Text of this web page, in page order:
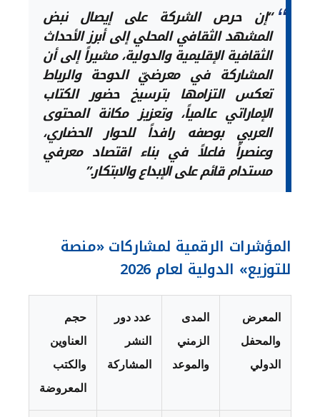
“إن حرص الشركة على إيصال نبض
المشهد الثقافي المحلي إلى أبرز الأحداث
الثقافية الإقليمية والدولية، مشيراً إلى أن
المشاركة في معرضيّ الدوحة والرباط
تعكس التزامها بترسيخ حضور الكتاب
الإماراتي عالمياً، وتعزيز مكانة المحتوى
العربي بوصفه رافداً للحوار الحضاري،
وعنصراً فاعلاً في بناء اقتصاد معرفي
مستدام قائم على الإبداع والابتكار.”
المؤشرات الرقمية لمشاركات «منصة
للتوزيع» الدولية لعام 2026
المعرض
والمحفل
الدولي
المدى
الزمني
والموعد
عدد دور
النشر
المشاركة
حجم
العناوين
والكتب
المعروضة